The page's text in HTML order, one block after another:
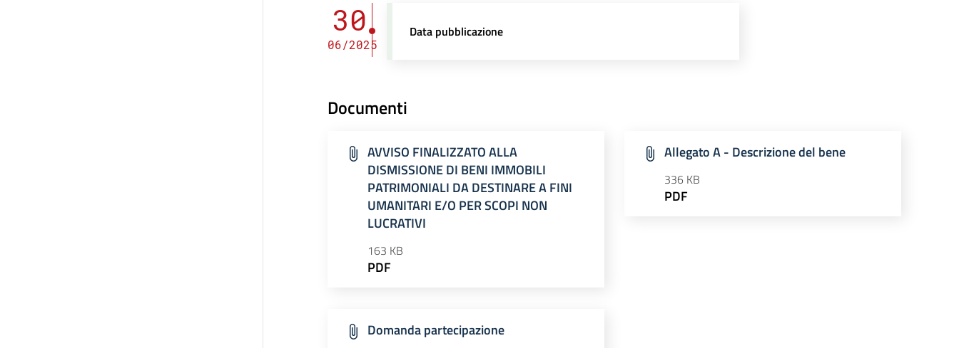
30
06/2025
Data pubblicazione
Documenti
AVVISO FINALIZZATO ALLA
DISMISSIONE DI BENI IMMOBILI
PATRIMONIALI DA DESTINARE A FINI
UMANITARI E/O PER SCOPI NON
LUCRATIVI
163 KB
PDF
Allegato A - Descrizione del bene
336 KB
PDF
Domanda partecipazione